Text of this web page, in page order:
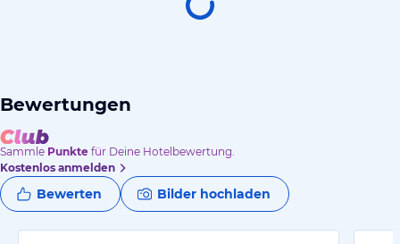
Bewertungen
Sammle Punkte für Deine Hotelbewertung.
Kostenlos anmelden
Bewerten Bilder hochladen